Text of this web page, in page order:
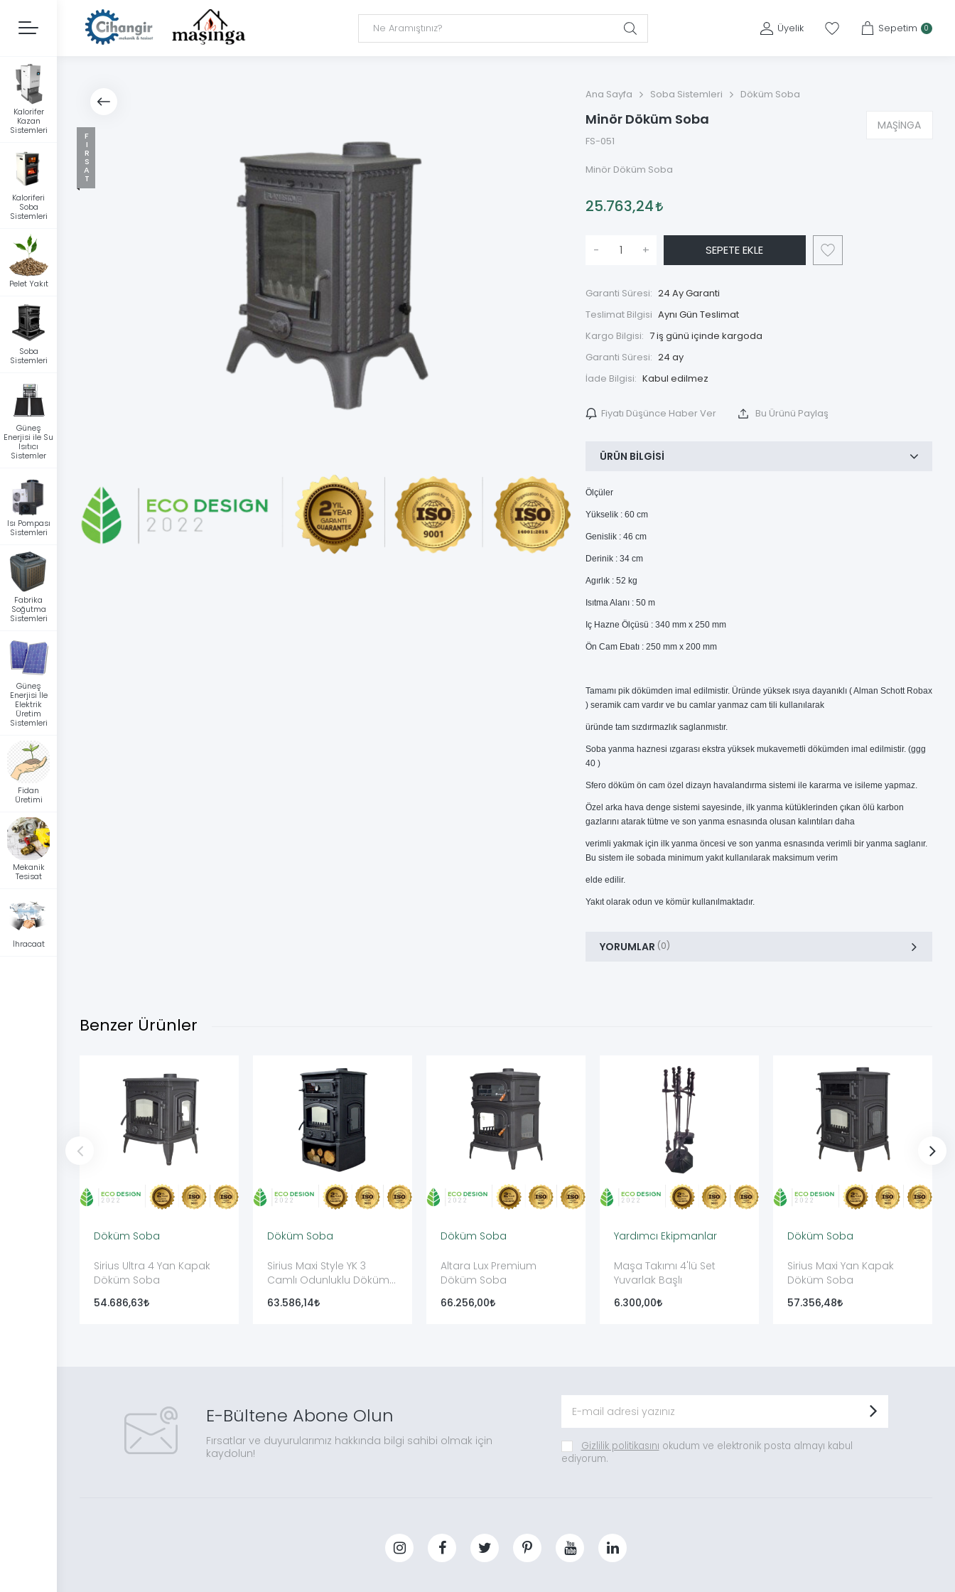
Üyelik Sepetim 0
Kalorifer
Kazan
Sistemleri
Kaloriferi
Soba
Sistemleri
Pelet Yakıt
Soba
Sistemleri
Güneş
Enerjisi ile Su
Isıtıcı
Sistemler
Isı Pompası
Sistemleri
Fabrika
Soğutma
Sistemleri
Güneş
Enerjisi İle
Elektrik
Üretim
Sistemleri
Fidan
Üretimi
Mekanik
Tesisat
İhracaat
FIRSAT
Ana Sayfa Soba Sistemleri Döküm Soba
Minör Döküm Soba
FS-051
MAŞİNGA
Minör Döküm Soba
25.763,24
- + SEPETE EKLE
Garanti Süresi: 24 Ay Garanti
Teslimat Bilgisi Aynı Gün Teslimat
Kargo Bilgisi: 7 iş günü içinde kargoda
Garanti Süresi: 24 ay
İade Bilgisi:
Fiyatı Düşünce Haber Ver Bu Ürünü Paylaş
ÜRÜN BILGISI
Ölçüler
Yükselik : 60 cm
Genislik : 46 cm
Derinik : 34 cm
Agırlık : 52 kg
Isıtma Alanı : 50 m
Iç Hazne Ölçüsü : 340 mm x 250 mm
Ön Cam Ebatı : 250 mm x 200 mm
Tamamı pik dökümden imal edilmistir. Üründe yüksek ısıya dayanıklı ( Alman Schott Robax
) seramik cam vardır ve bu camlar yanmaz cam tili kullanılarak
üründe tam sızdırmazlık saglanmıstır.
Soba yanma haznesi ızgarası ekstra yüksek mukavemetli dökümden imal edilmistir. (ggg
40 )
Sfero döküm ön cam özel dizayn havalandırma sistemi ile kararma ve isileme yapmaz.
Özel arka hava denge sistemi sayesinde, ilk yanma kütüklerinden çıkan ölü karbon
gazlarını atarak tütme ve son yanma esnasında olusan kalıntıları daha
verimli yakmak için ilk yanma öncesi ve son yanma esnasında verimli bir yanma saglanır.
Bu sistem ile sobada minimum yakıt kullanılarak maksimum verim
elde edilir.
Yakıt olarak odun ve kömür kullanılmaktadır.
YORUMLAR (0)
Benzer Ürünler
Döküm Soba
Sirius Ultra 4 Yan Kapak
Döküm Soba
54.686,63
Döküm Soba
Sirius Maxi Style YK 3
Camlı Odunluklu Döküm
63.586,14
Döküm Soba
Altara Lux Premium
Döküm Soba
66.256,00
Yardımcı Ekipmanlar
Maşa Takımı 4'lü Set
Yuvarlak Başlı
6.300,00
Döküm Soba
Sirius Maxi Yan Kapak
Döküm Soba
57.356,48
E-Bültene Abone Olun
Fırsatlar ve duyurularımız hakkında bilgi sahibi olmak için
kaydolun!
Gizlilik politikasını okudum ve elektronik posta almayı kabul
ediyorum.